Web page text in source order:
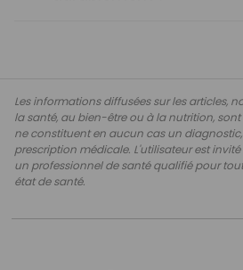
Les informations diffusées sur les articles,
la santé, au bien-être ou à la nutrition,
ne constituent en aucun cas un
prescription médicale. L'utilisateur est
un professionnel de santé qualifié pour
état de santé.